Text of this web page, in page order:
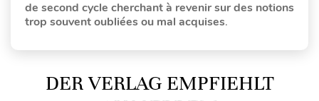
de second cycle cherchant à revenir sur des notions
trop souvent oubliées ou mal acquises.
DER VERLAG EMPFIEHLT